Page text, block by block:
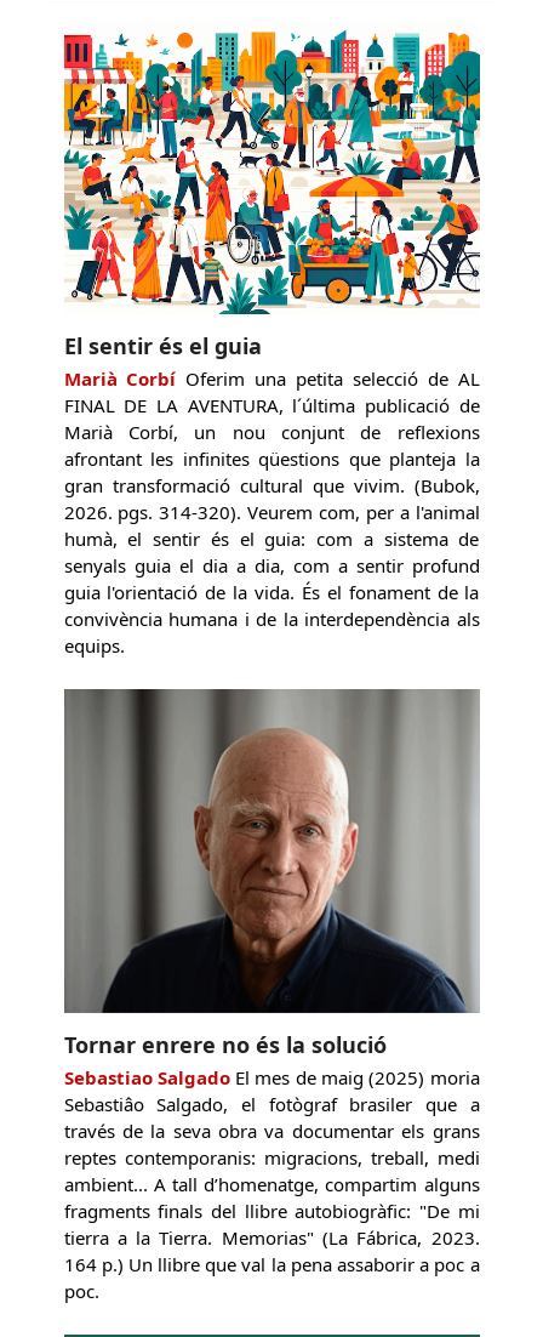
El sentir és el guia
Marià Corbí Oferim una petita selecció de AL
FINAL DE LA AVENTURA, l´última publicació de
Marià Corbí, un nou conjunt de reflexions
afrontant les infinites qüestions que planteja la
gran transformació cultural que vivim. (Bubok,
2026. pgs. 314-320). Veurem com, per a l'animal
humà, el sentir és el guia: com a sistema de
senyals guia el dia a dia, com a sentir profund
guia l'orientació de la vida. És el fonament de la
convivència humana i de la interdependència als
equips.
Tornar enrere no és la solució
Sebastiao SalgadoEl mes de maig (2025) moria
Sebastiâo Salgado, el fotògraf brasiler que a
través de la seva obra va documentar els grans
reptes contemporanis: migracions, treball, medi
ambient... A tall d’homenatge, compartim alguns
fragments finals del llibre autobiogràfic: "De mi
tierra a la Tierra. Memorias" (La Fábrica, 2023.
164 p.) Un llibre que val la pena assaborir a poc a
poc.